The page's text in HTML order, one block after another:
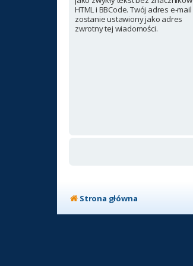
HTML i BBCode. Twój adres e-mail
zostanie ustawiony jako adres
zwrotny tej wiadomości.
Strona główna